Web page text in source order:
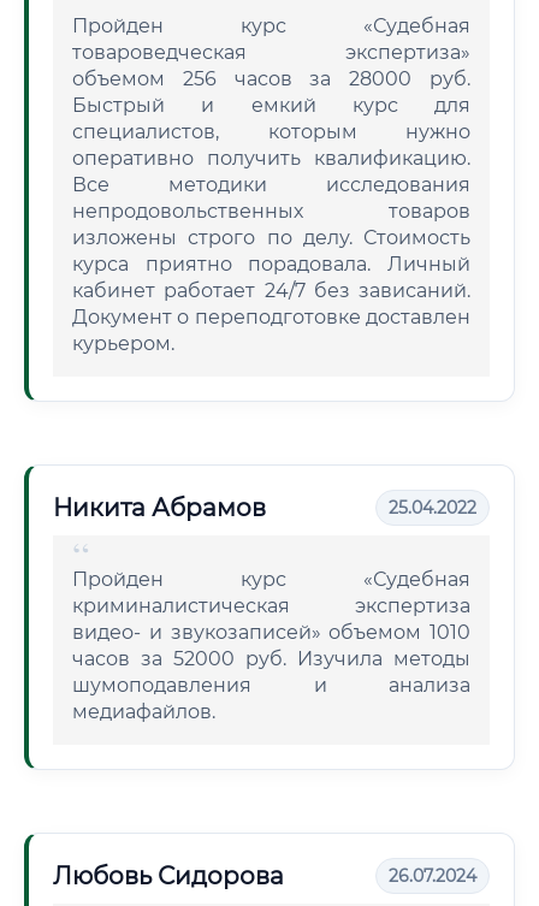
Пройден курс «Судебная
товароведческая экспертиза»
объемом 256 часов за 28000 руб.
Быстрый и емкий курс для
специалистов, которым нужно
оперативно получить квалификацию.
Все методики исследования
непродовольственных товаров
изложены строго по делу. Стоимость
курса приятно порадовала. Личный
кабинет работает 24/7 без зависаний.
Документ о переподготовке доставлен
курьером.
Никита Абрамов 25.04.2022
Пройден курс «Судебная
криминалистическая экспертиза
видео- и звукозаписей» объемом 1010
часов за 52000 руб. Изучила методы
шумоподавления и анализа
медиафайлов.
Любовь Сидорова 26.07.2024